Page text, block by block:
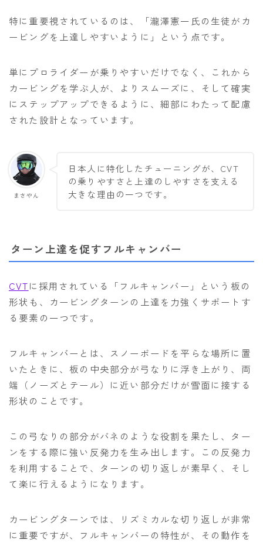
特に重要視されているのは、「瀧澤憲一氏の生徒がカ
ービングを上達しやすいように」という点です。
単にプロライダーが乗りやすいだけでなく、これから
カービングを学ぶ人が、よりスムーズに、そして確実
にステップアップできるように、細部にわたって配慮
された設計となっています。
まさやん
日本人に特化したチューニングが、CVT
の乗りやすさと上達のしやすさを支える
大きな理由の一つです。
ターン上達を促すフルキャンバー
CVTに採用されている「フルキャンバー」という板の
形状も、カービングターンの上達を力強くサポートす
る要素の一つです。
フルキャンバーとは、スノーボードを平らな場所に置
いたときに、板の中央部分が弓なりに浮き上がり、両
端（ノーズとテール）に近い部分だけが雪面に接する
形状のことです。
この弓なりの部分がバネのような役割を果たし、ター
ンをする際に強い反発力を生み出します。この反発力
を利用することで、ターンの切り返しが素早く、そし
て楽に行えるようになります。
カービングターンでは、リズミカルな切り返しが非常
に重要ですが、フルキャンバーの特性が、その動作を